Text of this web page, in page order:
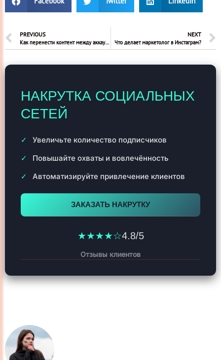
PREVIOUS
Как перенести контент между аккаунтами Инстаграм
NEXT
Что делает маркетолог в Инстаграм?
НАКРУТКА СОЦИАЛЬНЫХ
СЕТЕЙ
Увеличьте количество подписчиков
Повышайте охваты и вовлечённость
Автоматизируйте привлечение клиентов
ЗАКАЗАТЬ НАКРУТКУ
★★★★☆4.8/5
Отзывы клиентов